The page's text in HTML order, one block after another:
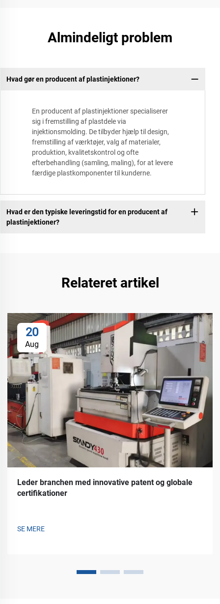
Almindeligt problem
Hvad gør en producent af plastinjektioner?
En producent af plastinjektioner specialiserer
sig i fremstilling af plastdele via
injektionsmolding. De tilbyder hjælp til design,
fremstilling af værktøjer, valg af materialer,
produktion, kvalitetskontrol og ofte
efterbehandling (samling, maling), for at levere
færdige plastkomponenter til kunderne.
Hvad er den typiske leveringstid for en producent af
plastinjektioner?
Relateret artikel
20
Aug
Leder branchen med innovative patent og globale
certifikationer
SE MERE